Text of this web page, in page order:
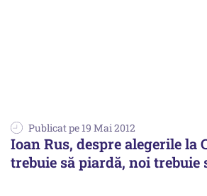
Publicat pe 19 Mai 2012
Ioan Rus, despre alegerile la
trebuie să piardă, noi trebuie